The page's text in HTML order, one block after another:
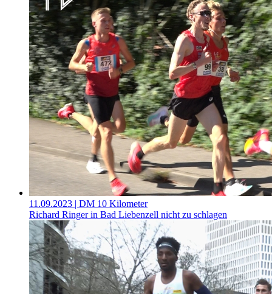
11.09.2023 | DM 10 Kilometer
Richard Ringer in Bad Liebenzell nicht zu schlagen